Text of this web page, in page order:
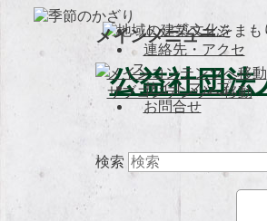
検索
メインメニュー
メインコンテンツへ移動
サブコンテンツへ移動
トップページ
連絡先・アクセ
ス
サイトマップ
お問合せ